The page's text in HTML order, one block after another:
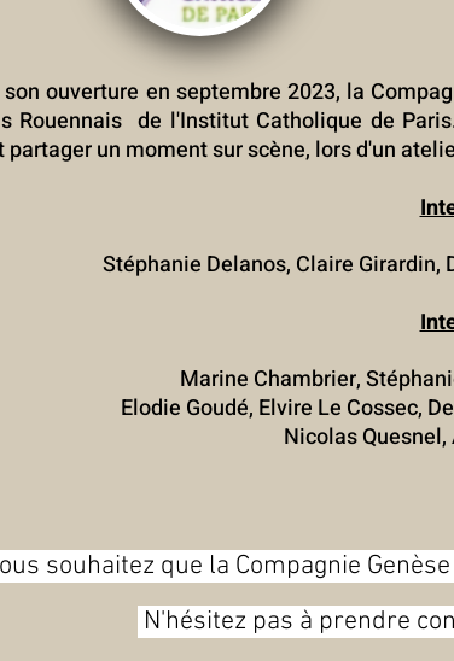
ouverture en septembre 2023, la
Rouennais de l'Institut Catholique de
partager un moment sur scène, lors d'un
Stéphanie Delanos, Claire
Marine Chambrier,
Elodie Goudé, Elvire Le Cossec,
Nicolas
souhaitez que la Compagnie
N'hésitez pas à prendre